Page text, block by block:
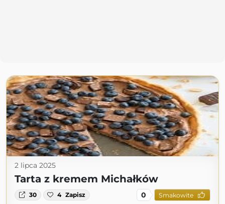
2 lipca 2025
Tarta z kremem Michałków
30 4 Zapisz 0 Smakowite